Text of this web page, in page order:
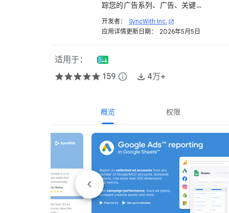
踪您的广告系列、广告、关键
开发者： SyncWith Inc. open_in_new
应用详情更新日期： 2026年5月5日
适用于：
159 info 4万+
概览 权限